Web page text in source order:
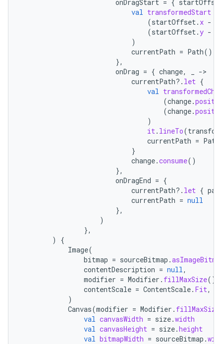
onDragStart = {
val transformedStart
(startOffset. x -
(startOffset.y -
)
currentPath = Path().
},
onDrag = { change, -
currentPath?. let {
val
(change.
(change.
)
it. lineTo(
currentPath = Path
}
change.consume()
},
onDragEnd = {
currentPath?. let {
currentPath = null
},
)
},
)
{
Image(
bitmap = sourceBitmap .
contentDescription = null,
modifier = Modifier . fillMaxSize(),
contentScale = ContentScale. Fit,
)
Canvas(modifier = Modifier . fillMaxSize
val canvasWidth = size.width
val canvasHeight = size.height
val bitmapWidth = sourceBitmap .